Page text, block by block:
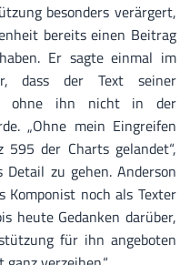
besonders verärgert,
bereits einen Beitrag
Er sagte einmal im
dass der Text seiner
ohne ihn nicht in der
„Ohne mein Eingreifen
der Charts gelandet“,
zu gehen. Anderson
Komponist noch als Texter
heute Gedanken darüber,
für ihn angeboten